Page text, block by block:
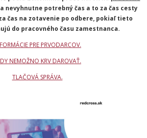
nevyhnutne potrebný čas a to za čas cesty
čas na zotavenie po odbere, pokiaľ tieto
do pracovného času zamestnanca.
PRE PRVODARCOV.
NEMOŽNO KRV DAROVAŤ.
TLAČOVÁ SPRÁVA.